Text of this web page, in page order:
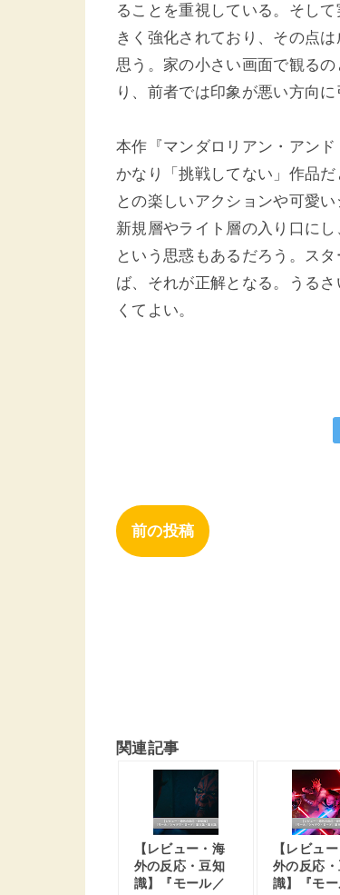
ることを重視している。そし
きく強化されており、その点
思う。家の小さい画面で観る
り、前者では印象が悪い方向
本作『マンダロリアン・アン
かなり「挑戦してない」作品
との楽しいアクションや可愛
新規層やライト層の入り口に
という思惑もあるだろう。ス
ば、それが正解となる。うる
くてよい。
前の投稿
関連記事
【レビュー・海
外の反応・豆知
識】『モール／
【レビュ
外の反応・
識】『モー